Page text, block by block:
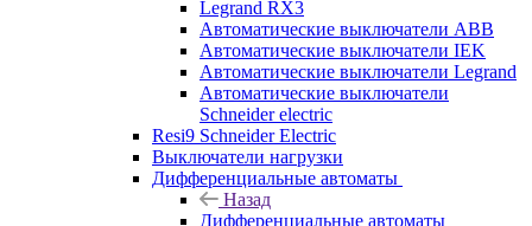
Legrand RX3
Автоматические выключатели ABB
Автоматические выключатели IEK
Автоматические выключатели Legrand
Автоматические выключатели
Schneider electric
Resi9 Schneider Electric
Выключатели нагрузки
Дифференциальные автоматы
Назад
Дифференциальные автоматы